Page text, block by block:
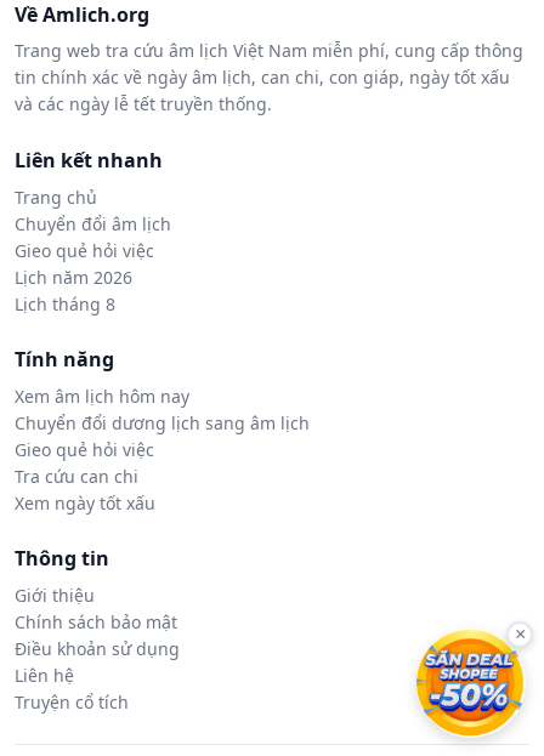
Về Amlich.org
Trang web tra cứu âm lịch Việt Nam miễn phí, cung cấp thông
tin chính xác về ngày âm lịch, can chi, con giáp, ngày tốt xấu
và các ngày lễ tết truyền thống.
Liên kết nhanh
Trang chủ
Chuyển đổi âm lịch
Gieo quẻ hỏi việc
Lịch năm 2026
Lịch tháng 8
Tính năng
Xem âm lịch hôm nay
Chuyển đổi dương lịch sang âm lịch
Gieo quẻ hỏi việc
Tra cứu can chi
Xem ngày tốt xấu
Thông tin
Giới thiệu
Chính sách bảo mật
Điều khoản sử dụng
Liên hệ
Truyện cổ tích
×